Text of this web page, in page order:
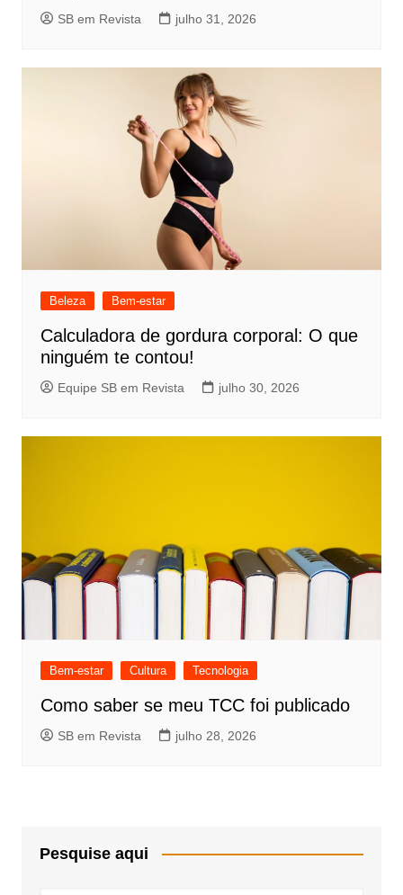
SB em Revista julho 31, 2026
Beleza Bem-estar
Calculadora de gordura corporal: O que
ninguém te contou!
Equipe SB em Revista julho 30, 2026
Bem-estar Cultura Tecnologia
Como saber se meu TCC foi publicado
SB em Revista julho 28, 2026
Pesquise aqui